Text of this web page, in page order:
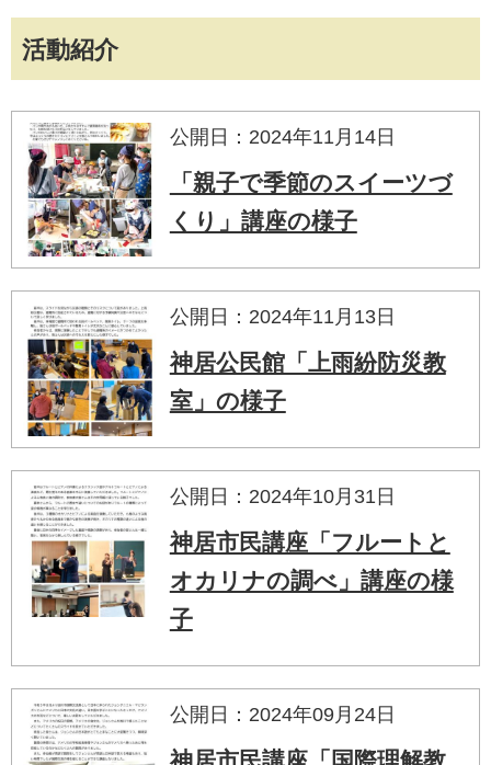
活動紹介
公開日：2024年11月14日
「親子で季節のスイーツづ
くり」講座の様子
公開日：2024年11月13日
神居公民館「上雨紛防災教
室」の様子
公開日：2024年10月31日
神居市民講座「フルートと
オカリナの調べ」講座の様
子
公開日：2024年09月24日